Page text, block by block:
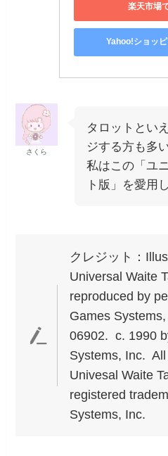
楽天市場
Yahoo!ショッ
さくら
タロットとい
ジする方も多
私はこの「ユ
ト版」を愛用
クレジット：
Universal Waite
reproduced by
Games
06902. c. 1990
Systems, Inc.
Univesal Waite
registered
Systems, Inc.